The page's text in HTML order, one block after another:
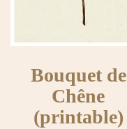
Bouquet de
Chêne
(printable)